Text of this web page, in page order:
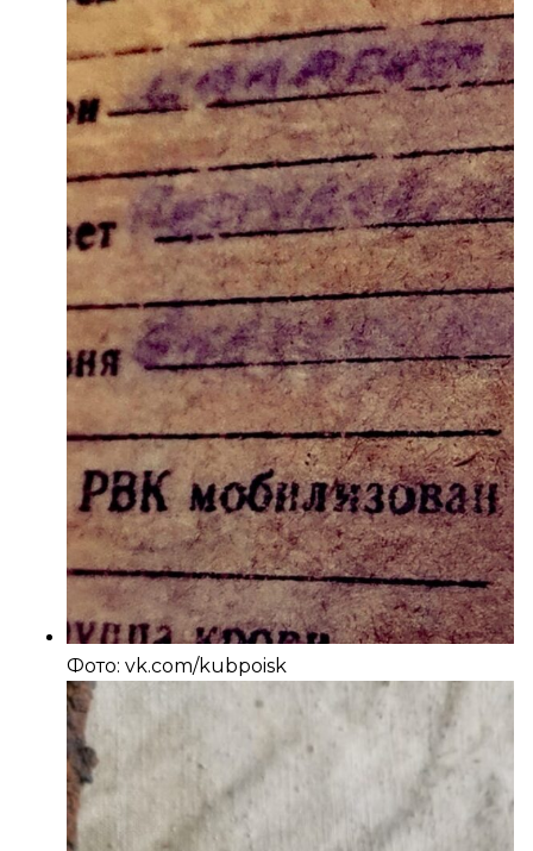
Фото: vk.com/kubpoisk